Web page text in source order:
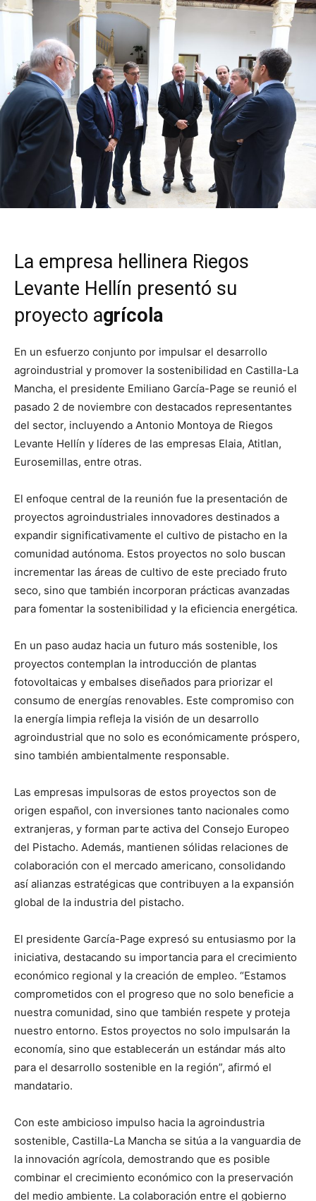
La empresa hellinera Riegos
Levante Hellín presentó su
proyecto agrícola
En un esfuerzo conjunto por impulsar el desarrollo
agroindustrial y promover la sostenibilidad en Castilla-La
Mancha, el presidente Emiliano García-Page se reunió el
pasado 2 de noviembre con destacados representantes
del sector, incluyendo a Antonio Montoya de Riegos
Levante Hellín y líderes de las empresas Elaia, Atitlan,
Eurosemillas, entre otras.
El enfoque central de la reunión fue la presentación de
proyectos agroindustriales innovadores destinados a
expandir significativamente el cultivo de pistacho en la
comunidad autónoma. Estos proyectos no solo buscan
incrementar las áreas de cultivo de este preciado fruto
seco, sino que también incorporan prácticas avanzadas
para fomentar la sostenibilidad y la eficiencia energética.
En un paso audaz hacia un futuro más sostenible, los
proyectos contemplan la introducción de plantas
fotovoltaicas y embalses diseñados para priorizar el
consumo de energías renovables. Este compromiso con
la energía limpia refleja la visión de un desarrollo
agroindustrial que no solo es económicamente próspero,
sino también ambientalmente responsable.
Las empresas impulsoras de estos proyectos son de
origen español, con inversiones tanto nacionales como
extranjeras, y forman parte activa del Consejo Europeo
del Pistacho. Además, mantienen sólidas relaciones de
colaboración con el mercado americano, consolidando
así alianzas estratégicas que contribuyen a la expansión
global de la industria del pistacho.
El presidente García-Page expresó su entusiasmo por la
iniciativa, destacando su importancia para el crecimiento
económico regional y la creación de empleo. “Estamos
comprometidos con el progreso que no solo beneficie a
nuestra comunidad, sino que también respete y proteja
nuestro entorno. Estos proyectos no solo impulsarán la
economía, sino que establecerán un estándar más alto
para el desarrollo sostenible en la región”, afirmó el
mandatario.
Con este ambicioso impulso hacia la agroindustria
sostenible, Castilla-La Mancha se sitúa a la vanguardia de
la innovación agrícola, demostrando que es posible
combinar el crecimiento económico con la preservación
del medio ambiente. La colaboración entre el gobierno